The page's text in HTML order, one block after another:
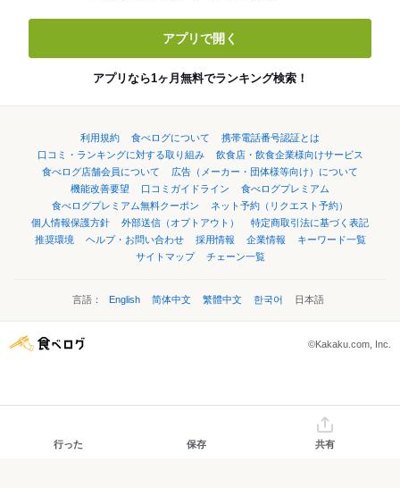
アプリで開く
アプリなら1ヶ月無料でランキング検索！
利用規約 食べログについて
携帯電話番号認証とは
口コミ・ランキングに対する取り組み
飲食店・飲食企業様向けサービス
食べログ店舗会員について
広告（メーカー・団体様等向け）について
機能改善要望
口コミガイドライン
食べログプレミアム
食べログプレミアム無料クーポン
ネット予約（リクエスト予約）
個人情報保護方針
外部送信（オプトアウト）
特定商取引法に基づく表記
推奨環境
ヘルプ・お問い合わせ 採用情報 企業情報
キーワード一覧
サイトマップ
チェーン一覧
言語： English 简体中文 繁體中文 한국어 日本語
©Kakaku.com, Inc.
行った 保存 共有